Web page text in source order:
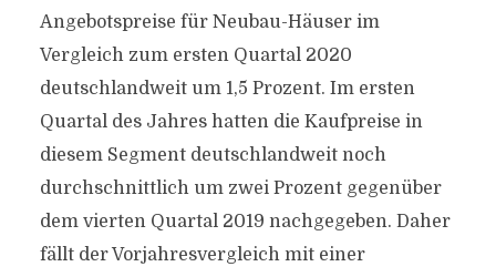
Angebotspreise für Neubau-Häuser im
Vergleich zum ersten Quartal 2020
deutschlandweit um 1,5 Prozent. Im ersten
Quartal des Jahres hatten die Kaufpreise in
diesem Segment deutschlandweit noch
durchschnittlich um zwei Prozent gegenüber
dem vierten Quartal 2019 nachgegeben. Daher
fällt der Vorjahresvergleich mit einer